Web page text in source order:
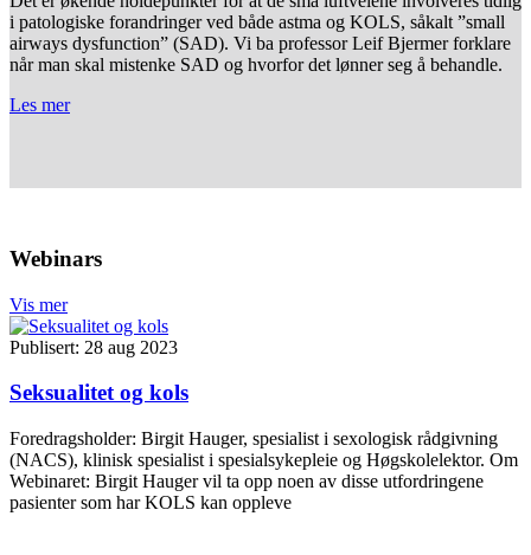
i patologiske forandringer ved både astma og KOLS, såkalt ”small
airways dysfunction” (SAD). Vi ba professor Leif Bjermer forklare
når man skal mistenke SAD og hvorfor det lønner seg å behandle.
Les mer
Webinars
Vis mer
Publisert: 28 aug 2023
Seksualitet og kols
Foredragsholder: Birgit Hauger, spesialist i sexologisk rådgivning
(NACS), klinisk spesialist i spesialsykepleie og Høgskolelektor.‌ Om
Webinaret: Birgit Hauger vil ta opp noen av disse utfordringene
pasienter som har KOLS kan oppleve